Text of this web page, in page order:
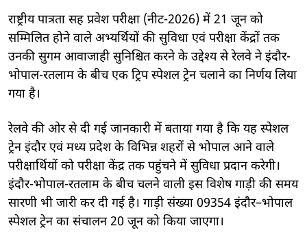
राष्ट्रीय पात्रता सह प्रवेश परीक्षा (नीट-2026) में 21 जून को
सम्मिलित होने वाले अभ्यर्थियों की सुविधा एवं परीक्षा केंद्रों तक
उनकी सुगम आवाजाही सुनिश्चित करने के उद्देश्य से रेलवे ने इंदौर-
भोपाल-रतलाम के बीच एक ट्रिप स्पेशल ट्रेन चलाने का निर्णय लिया
गया है।
रेलवे की ओर से दी गई जानकारी में बताया गया है कि यह स्पेशल
ट्रेन इंदौर एवं मध्य प्रदेश के विभिन्न शहरों से भोपाल आने वाले
परीक्षार्थियों को परीक्षा केंद्र तक पहुंचने में सुविधा प्रदान करेगी।
इंदौर-भोपाल-रतलाम के बीच चलने वाली इस विशेष गाड़ी की समय
सारणी भी जारी कर दी गई है। गाड़ी संख्या 09354 इंदौर–भोपाल
स्पेशल ट्रेन का संचालन 20 जून को किया जाएगा।